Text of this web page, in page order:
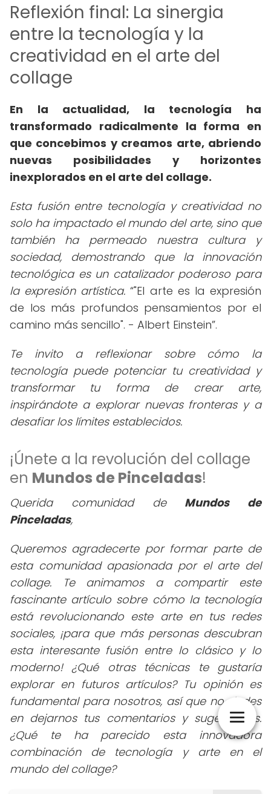
Reflexión final: La sinergia
entre la tecnología y la
creatividad en el arte del
collage
En la actualidad, la tecnología ha
transformado radicalmente la forma en
que concebimos y creamos arte, abriendo
nuevas posibilidades y horizontes
inexplorados en el arte del collage.
Esta fusión entre tecnología y creatividad no
solo ha impactado el mundo del arte, sino que
también ha permeado nuestra cultura y
sociedad, demostrando que la innovación
tecnológica es un catalizador poderoso para
la expresión artística. "El arte es la expresión
de los más profundos pensamientos por el
camino más sencillo". - Albert Einstein .
Te invito a reflexionar sobre cómo la
tecnología puede potenciar tu creatividad y
transformar tu forma de crear arte,
inspirándote a explorar nuevas fronteras y a
desafiar los límites establecidos.
¡Únete a la revolución del collage
en Mundos de Pinceladas!
Querida comunidad de Mundos de
Pinceladas,
Queremos agradecerte por formar parte de
esta comunidad apasionada por el arte del
collage. Te animamos a compartir este
fascinante artículo sobre cómo la tecnología
está revolucionando este arte en tus redes
sociales, ¡para que más personas descubran
esta interesante fusión entre lo clásico y lo
moderno! ¿Qué otras técnicas te gustaría
explorar en futuros artículos? Tu opinión es
fundamental para nosotros, así que no dudes
en dejarnos tus comentarios y sugerencias.
¿Qué te ha parecido esta innovadora
combinación de tecnología y arte en el
mundo del collage?